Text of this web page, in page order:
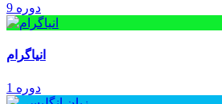
9 دوره
انیاگرام
1 دوره